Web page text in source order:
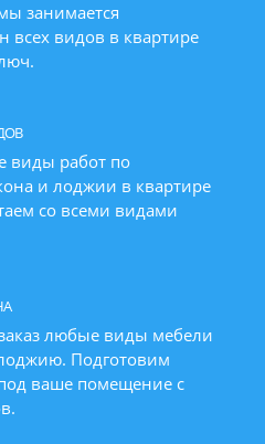
занимается
всех видов в квартире
виды работ по
и лоджии в квартире
со всеми видами
любые виды мебели
Подготовим
ваше помещение с